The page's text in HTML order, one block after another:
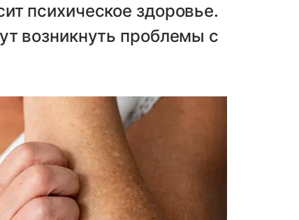
психическое здоровье.
возникнуть проблемы с